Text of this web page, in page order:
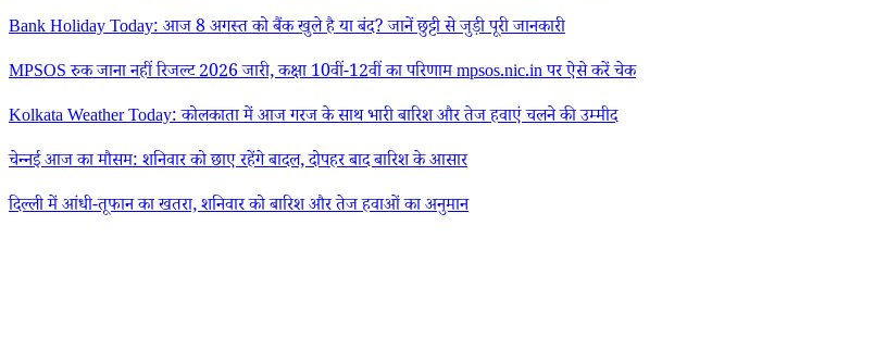
Bank Holiday Today: आज 8 अगस्त को बैंक खुले है या बंद? जानें छुट्टी से जुड़ी पूरी जानकारी
MPSOS रुक जाना नहीं रिजल्ट 2026 जारी, कक्षा 10वीं-12वीं का परिणाम mpsos.nic.in पर ऐसे करें चेक
Kolkata Weather Today: कोलकाता में आज गरज के साथ भारी बारिश और तेज हवाएं चलने की उम्मीद
चेन्नई आज का मौसम: शनिवार को छाए रहेंगे बादल, दोपहर बाद बारिश के आसार
दिल्ली में आंधी-तूफान का खतरा, शनिवार को बारिश और तेज हवाओं का अनुमान